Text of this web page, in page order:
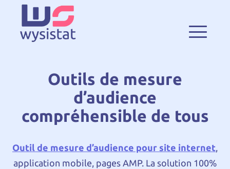
Outils de mesure
d’audience
compréhensible de tous
Outil de mesure d’audience pour site internet,
application mobile, pages AMP. La solution 100%